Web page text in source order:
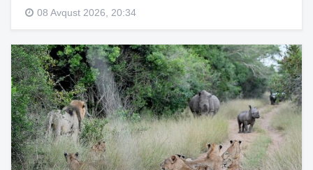
08 Avqust 2026, 20:34